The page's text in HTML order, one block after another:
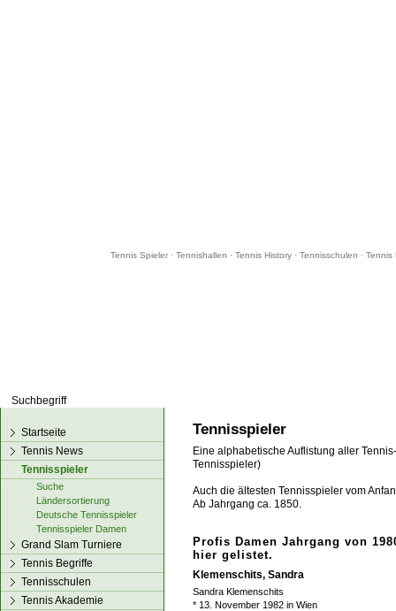
Tennis Spieler· Tennishallen · Tennis History· Tennisschulen · Tennis
Tennisspieler
Eine alphabetische Auflistung aller
Tennisspieler)
Auch die ältesten Tennisspieler vom
Ab Jahrgang ca. 1850.
Profis Damen Jahrgang von
hier gelistet.
Klemenschits, Sandra
Sandra Klemenschits
* 13. November 1982 in Wien
Startseite
Tennis News
Tennisspieler
Suche
Ländersortierung
Deutsche Tennisspieler
Tennisspieler Damen
Grand Slam Turniere
Tennis Begriffe
Tennisschulen
Tennis Akademie